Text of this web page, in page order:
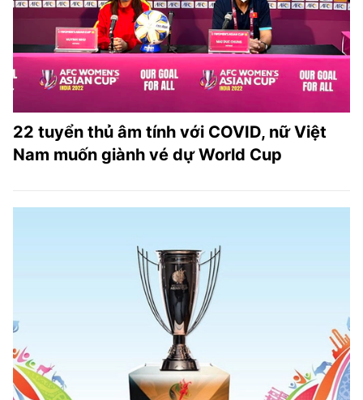
TRA CỨU PHƯỜNG XÃ
CỐNG HIẾN
BÙI XUÂN PHÁI
TIỆN ÍCH
LIÊN HỆ QUẢNG CÁO
22 tuyển thủ âm tính với COVID, nữ Việt
Nam muốn giành vé dự World Cup